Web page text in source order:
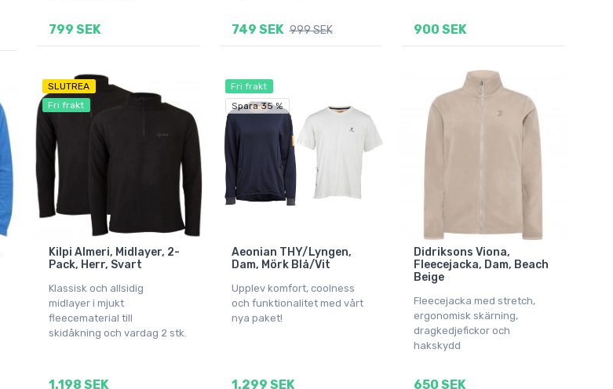
799 SEK 749 SEK 999 SEK 900 SEK
SLUTREA
Fri frakt
Kilpi Almeri, Midlayer, 2-
Pack, Herr, Svart
Klassisk och allsidig
midlayer i mjukt
fleecematerial till
skidåkning och vardag 2 stk.
1.198 SEK
Fri frakt
Spara 35 %
Aeonian THY/Lyngen,
Dam, Mörk Blå/Vit
Upplev komfort, coolness
och funktionalitet med vårt
nya paket!
1.299 SEK
Didriksons Viona,
Fleecejacka, Dam, Beach
Beige
Fleecejacka med stretch,
ergonomisk skärning,
dragkedjefickor och
hakskydd
650 SEK